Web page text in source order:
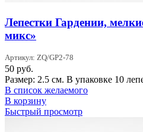
Лепестки Гардении,
микс»
Артикул: ZQ/GP2-78
50 руб.
Размер: 2.5 см. В упаковке 10
В список желаемого
В корзину
Быстрый просмотр